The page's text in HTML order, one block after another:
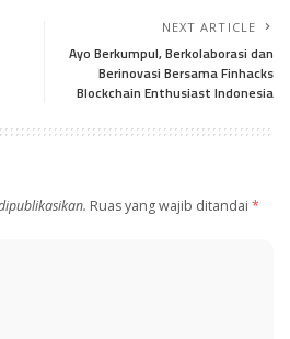
NEXT ARTICLE
Ayo Berkumpul, Berkolaborasi dan
Berinovasi Bersama Finhacks
Blockchain Enthusiast Indonesia
Ruas yang wajib ditandai *